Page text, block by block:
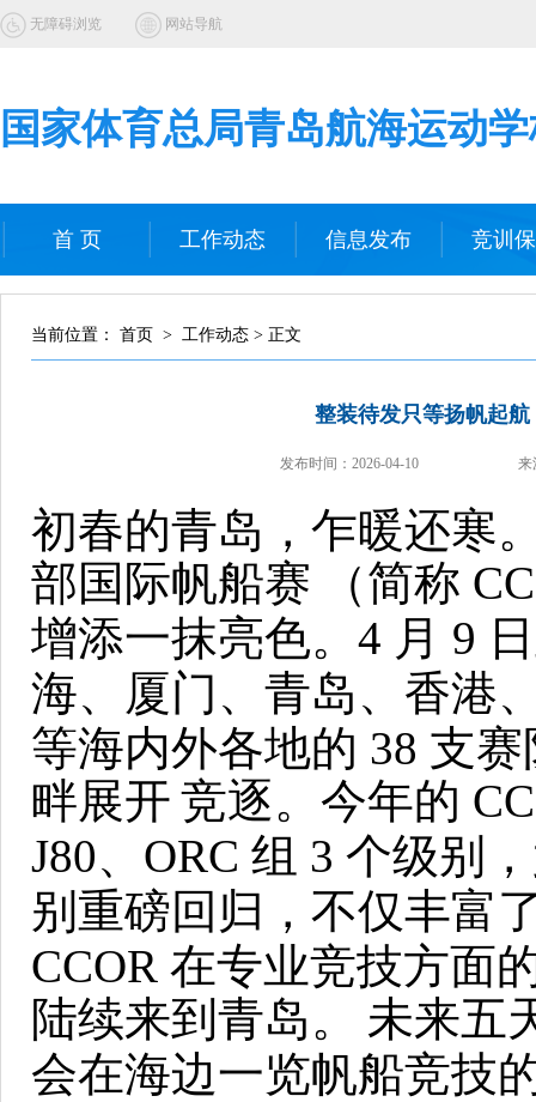
无障碍浏览 网站导航
国家体育总局青岛航海运动
首 页 工作动态 信息发布 竞训
当前位置： 首页 > 工作动态 > 正文
整装待发只等扬帆起
发布时间： 2026-04-10 来
初春的青岛，乍暖还寒
部国际帆船赛
（简称
增添一抹亮色。4 月 9
海、厦门、青岛、香港
等海内外各地的 38 支
畔展开 竞逐。今年的
J80、ORC 组 3 个级别
别重磅回归，不仅丰富
CCOR 在专业竞技方面
陆续来到青岛。
未来五
会在海边一览帆船竞技